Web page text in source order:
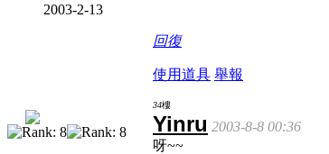
2003-2-13
回復
使用道具 舉報
34樓
Yinru 2003-8-8 00:36
呀~~